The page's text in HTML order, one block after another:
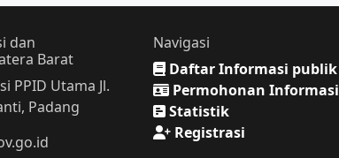
dan
Barat
PPID Utama Jl.
Padang
Navigasi
Daftar Informasi publik
Permohonan Informasi
Statistik
Registrasi